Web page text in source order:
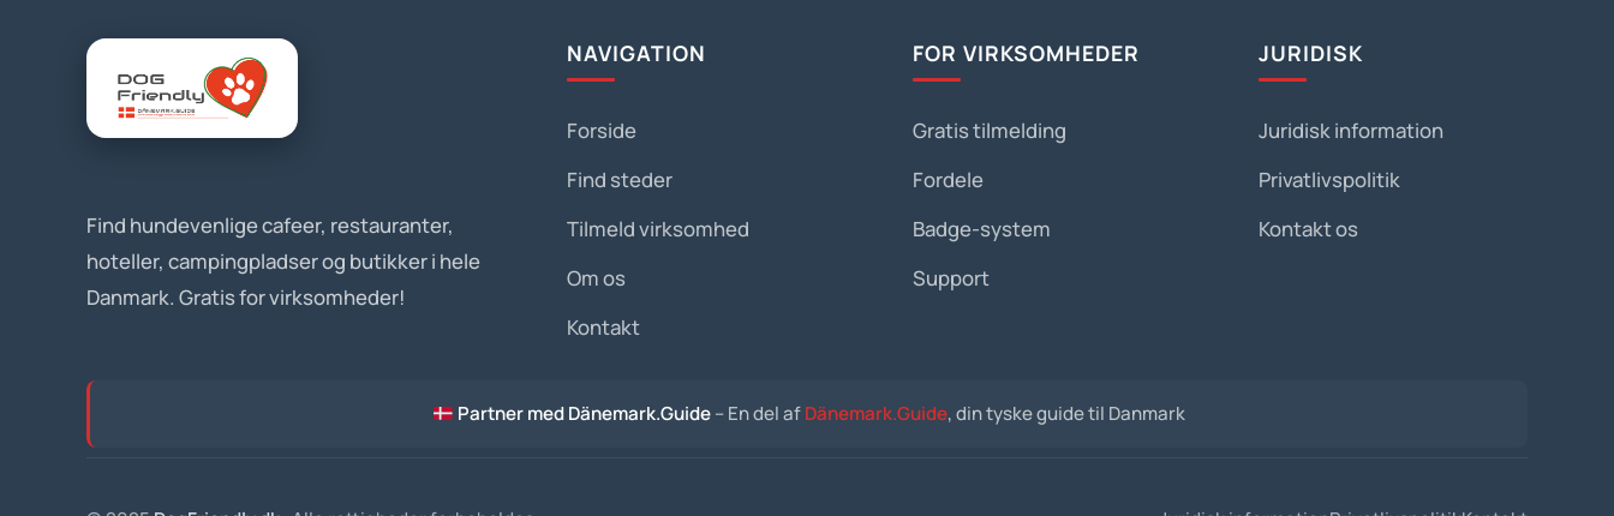
Find hundevenlige cafeer, restauranter,
hoteller, campingpladser og butikker i hele
Danmark. Gratis for virksomheder!
NAVIGATION
Forside
Find steder
Tilmeld virksomhed
Om os
Kontakt
FOR VIRKSOMHEDER
Gratis tilmelding
Fordele
Badge-system
Support
JURIDISK
Juridisk information
Privatlivspolitik
Kontakt os
Partner med Dänemark.Guide– En del afDänemark.Guide, din tyske guide til Danmark